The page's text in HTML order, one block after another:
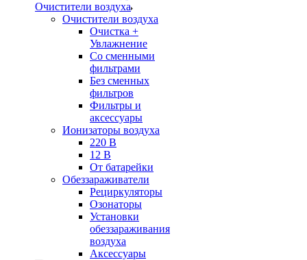
Очистители воздуха
Очистители воздуха
Очистка +
Увлажнение
Cо сменными
фильтрами
Без сменных
фильтров
Фильтры и
аксессуары
Ионизаторы воздуха
220 В
12 В
От батарейки
Обеззараживатели
Рециркуляторы
Озонаторы
Установки
обеззараживания
воздуха
Аксессуары